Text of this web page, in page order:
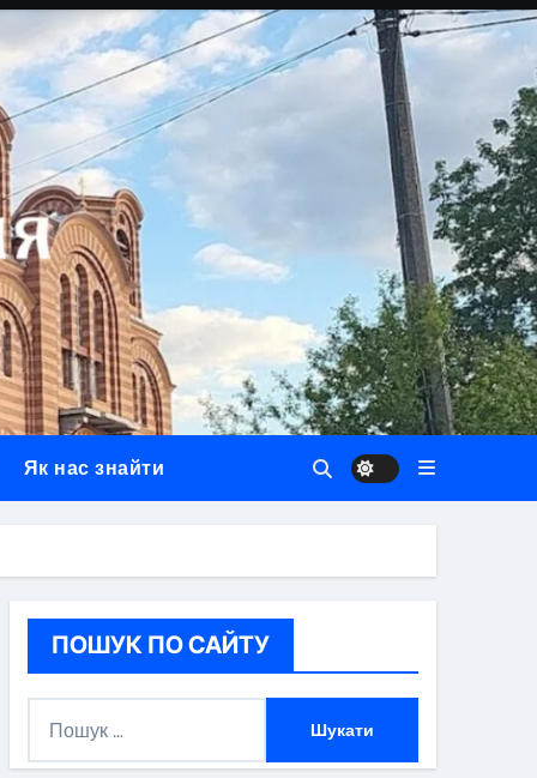
Як нас знайти
ПОШУК ПО САЙТУ